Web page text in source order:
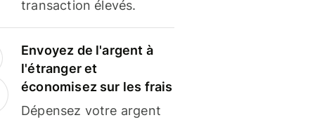
transaction élevés.
Envoyez de l'argent à
l'étranger et
économisez sur les frais
Dépensez votre argent